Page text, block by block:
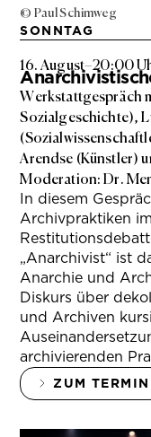
© Paul Schimweg
SONNTAG
16. August–20:00
Werkstattgespräch
Sozialgeschichte),
Arendse (Künstler)
Moderation: Dr.
In diesem
Archivpraktiken
„Anarchivist“ ist
Anarchie und
Diskurs über
und Archiven
archivierenden
ZUM TERMIN